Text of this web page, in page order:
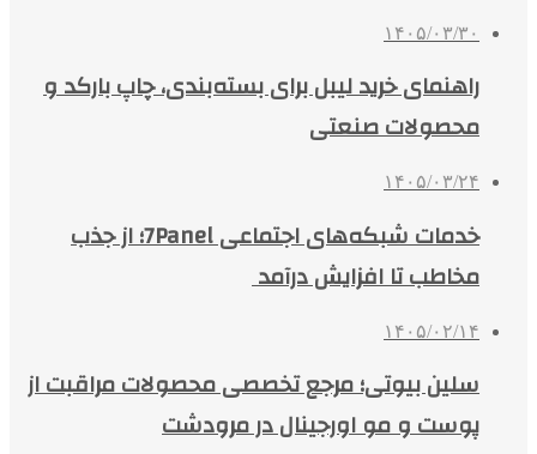
۱۴۰۵/۰۳/۳۰
راهنمای خرید لیبل برای بسته‌بندی، چاپ بارکد و
محصولات صنعتی
۱۴۰۵/۰۳/۲۴
خدمات شبکه‌های اجتماعی 7Panel؛ از جذب
مخاطب تا افزایش درآمد
۱۴۰۵/۰۲/۱۴
سلین بیوتی؛ مرجع تخصصی محصولات مراقبت از
پوست و مو اورجینال در مرودشت